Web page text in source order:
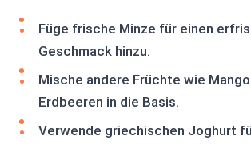
Füge frische Minze für einen
Geschmack hinzu.
Mische andere Früchte wie
Erdbeeren in die Basis.
Verwende griechischen Joghurt